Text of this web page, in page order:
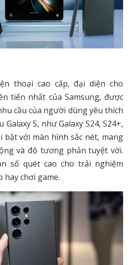
thoại cao cấp, đại diện cho
tiến nhất của Samsung, được
cầu của người dùng yêu thích
S, như Galaxy S24, S24+,
bật với màn hình sắc nét, mang
và độ tương phản tuyệt vời.
số quét cao cho trải nghiệm
chơi game.